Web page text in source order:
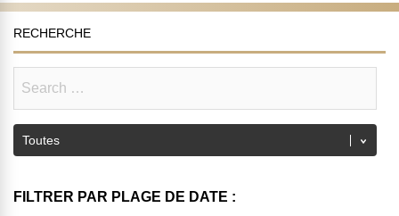
RECHERCHE
FILTRER PAR PLAGE DE DATE :